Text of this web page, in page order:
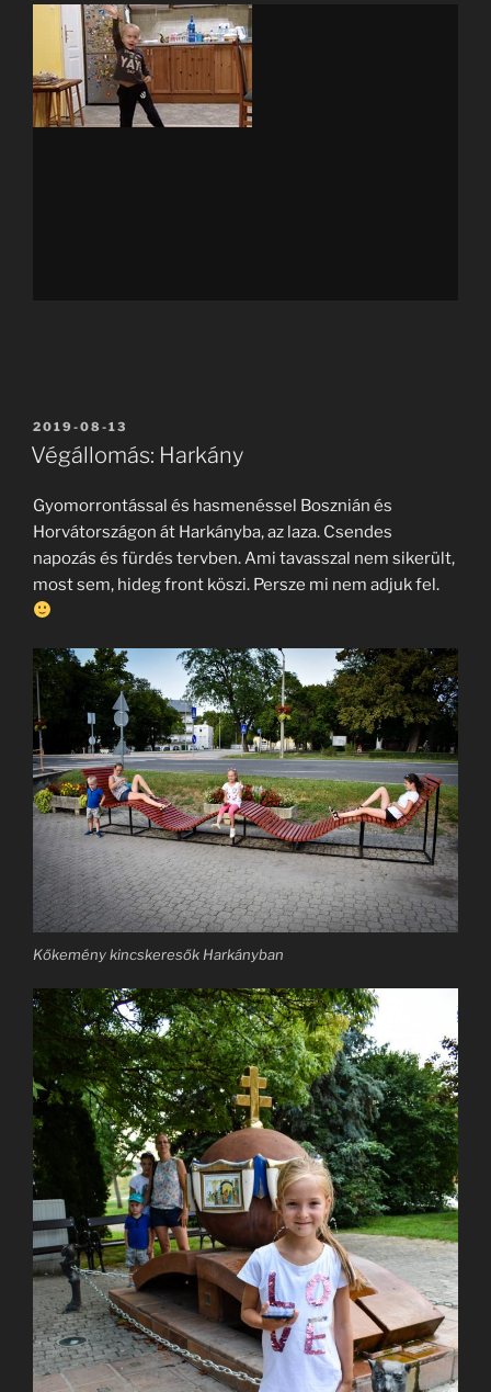
BEKÜLDVE:
2019-08-13
Végállomás: Harkány
Gyomorrontással és hasmenéssel Bosznián és
Horvátországon át Harkányba, az laza. Csendes
napozás és fürdés tervben. Ami tavasszal nem sikerült,
most sem, hideg front köszi. Persze mi nem adjuk fel.
Kőkemény kincskeresők Harkányban